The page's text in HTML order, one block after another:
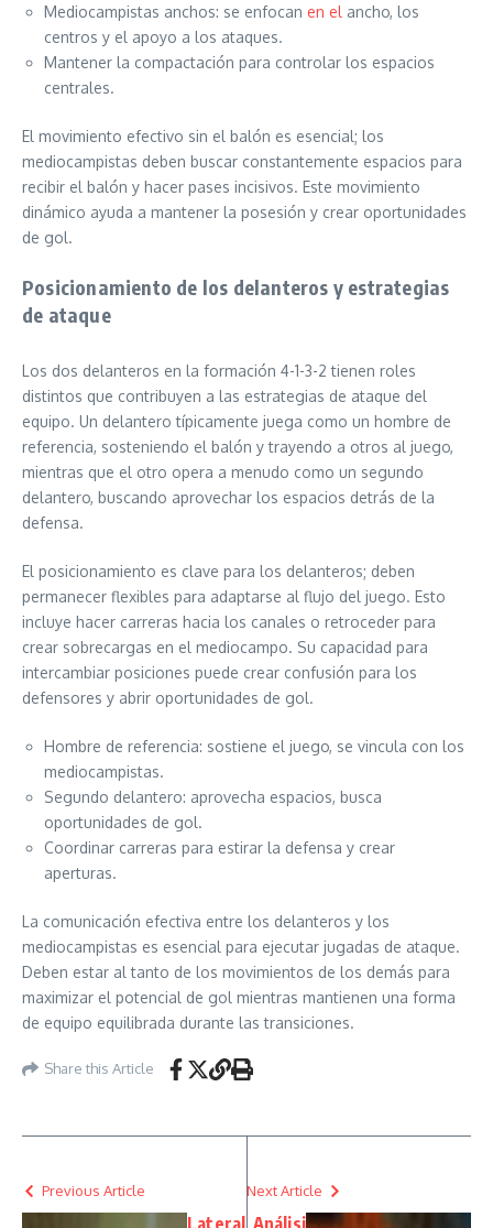
Mediocampistas anchos: se enfocan en el ancho, los
centros y el apoyo a los ataques.
Mantener la compactación para controlar los espacios
centrales.
El movimiento efectivo sin el balón es esencial; los
mediocampistas deben buscar constantemente espacios para
recibir el balón y hacer pases incisivos. Este movimiento
dinámico ayuda a mantener la posesión y crear oportunidades
de gol.
Posicionamiento de los delanteros y estrategias
de ataque
Los dos delanteros en la formación 4-1-3-2 tienen roles
distintos que contribuyen a las estrategias de ataque del
equipo. Un delantero típicamente juega como un hombre de
referencia, sosteniendo el balón y trayendo a otros al juego,
mientras que el otro opera a menudo como un segundo
delantero, buscando aprovechar los espacios detrás de la
defensa.
El posicionamiento es clave para los delanteros; deben
permanecer flexibles para adaptarse al flujo del juego. Esto
incluye hacer carreras hacia los canales o retroceder para
crear sobrecargas en el mediocampo. Su capacidad para
intercambiar posiciones puede crear confusión para los
defensores y abrir oportunidades de gol.
Hombre de referencia: sostiene el juego, se vincula con los
mediocampistas.
Segundo delantero: aprovecha espacios, busca
oportunidades de gol.
Coordinar carreras para estirar la defensa y crear
aperturas.
La comunicación efectiva entre los delanteros y los
mediocampistas es esencial para ejecutar jugadas de ataque.
Deben estar al tanto de los movimientos de los demás para
maximizar el potencial de gol mientras mantienen una forma
de equipo equilibrada durante las transiciones.
Share this Article
Previous Article
Lateral
Next Article
Análisi